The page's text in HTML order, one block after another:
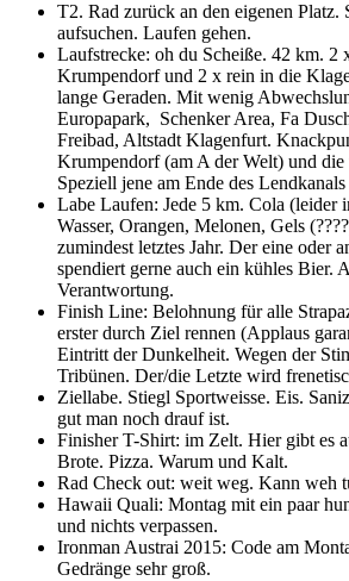
T2. Rad zurück an den eigenen Platz.
aufsuchen. Laufen gehen.
Laufstrecke: oh du Scheiße. 42 km. 2
Krumpendorf und 2 x rein in die
lange Geraden. Mit wenig
Europapark, Schenker Area, Fa
Freibad, Altstadt Klagenfurt.
Krumpendorf (am A der Welt) und
Speziell jene am Ende des
Labe Laufen: Jede 5 km. Cola (leider
Wasser, Orangen, Melonen, Gels
zumindest letztes Jahr. Der eine oder
spendiert gerne auch ein kühles Bier.
Verantwortung.
Finish Line: Belohnung für alle
erster durch Ziel rennen (Applaus
Eintritt der Dunkelheit. Wegen der
Tribünen. Der/die Letzte wird
Ziellabe. Stiegl Sportweisse. Eis.
gut man noch drauf ist.
Finisher T-Shirt: im Zelt. Hier gibt es
Brote. Pizza. Warum und Kalt.
Rad Check out: weit weg. Kann weh
Hawaii Quali: Montag mit ein paar
und nichts verpassen.
Ironman Austrai 2015: Code am
Gedränge sehr groß.